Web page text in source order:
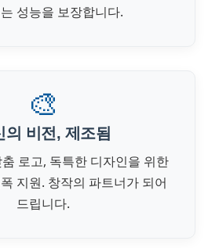
성능을 보장합니다.
🎨
의 비전, 제조됨
로고, 독특한 디자인을 위한
지원. 창작의 파트너가 되어
드립니다.